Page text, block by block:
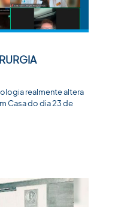
realmente altera
Casa do dia 23 de